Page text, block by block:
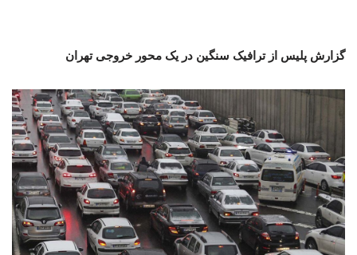
گزارش پلیس از ترافیک سنگین در یک محور خروجی تهران